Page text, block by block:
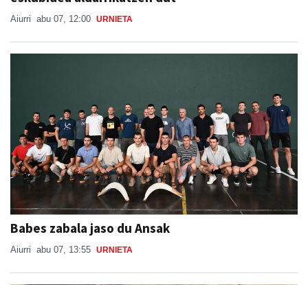
Aiurri abu 07, 12:00 URNIETA
Babes zabala jaso du Ansak
Aiurri abu 07, 13:55 URNIETA